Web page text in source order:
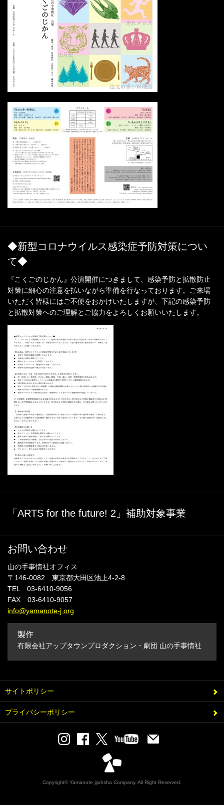
◆新型コロナウイルス感染症予防対策につい
て◆
『こくごのじかん』公演開催につきまして、感染予防と拡散防止
対策に細心の注意を払いながら準備を行なっております。ご来場
いただく皆様にはご不便をおかけいたしますが、下記の感染予防
と拡散対策へのご理解とご協力をよろしくお願いいたします。
「ARTS for the future! 2」補助対象事業
お問い合わせ
山の手事情社オフィス
〒146-0082 東京都大田区池上4-2-8
TEL 03-6410-9056
FAX 03-6410-9057
info@yamanote-j.org
製作
有限会社アップタウンプロダクション・劇団 山の手事情社
サイトポリシー
プライバシーポリシー
Copyright© Yamanote jijohsha Company. All Right Reserved.